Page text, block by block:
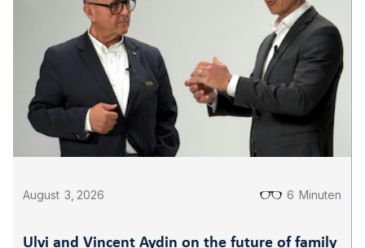
August 3 2026 6 Minuten
Ulvi and Vincent Aydin on the future of family